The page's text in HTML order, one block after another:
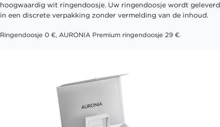
hoogwaardig wit ringendoosje. Uw ringendoosje wordt geleverd
in een discrete verpakking zonder vermelding van de inhoud.
Ringendoosje 0 €, AURONIA Premium ringendoosje 29 €.